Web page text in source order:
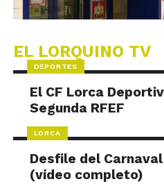
EL LORQUINO TV
DEPORTES
El CF Lorca
Segunda RFEF
LORCA
Desfile del
(vídeo completo)